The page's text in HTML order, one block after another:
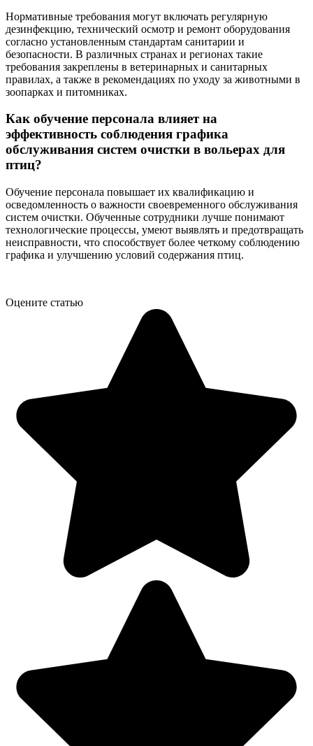
Нормативные требования могут включать регулярную
дезинфекцию, технический осмотр и ремонт оборудования
согласно установленным стандартам санитарии и
безопасности. В различных странах и регионах такие
требования закреплены в ветеринарных и санитарных
правилах, а также в рекомендациях по уходу за животными в
зоопарках и питомниках.
Как обучение персонала влияет на
эффективность соблюдения графика
обслуживания систем очистки в вольерах для
птиц?
Обучение персонала повышает их квалификацию и
осведомленность о важности своевременного обслуживания
систем очистки. Обученные сотрудники лучше понимают
технологические процессы, умеют выявлять и предотвращать
неисправности, что способствует более четкому соблюдению
графика и улучшению условий содержания птиц.
Оцените статью